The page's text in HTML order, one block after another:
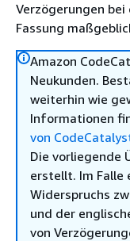
Verzögerungen
Fassung
Amazon
Neukunden.
weiterhin wie
Informationen
von
Die vorliegende
erstellt. Im Falle
Widerspruchs
und der
von